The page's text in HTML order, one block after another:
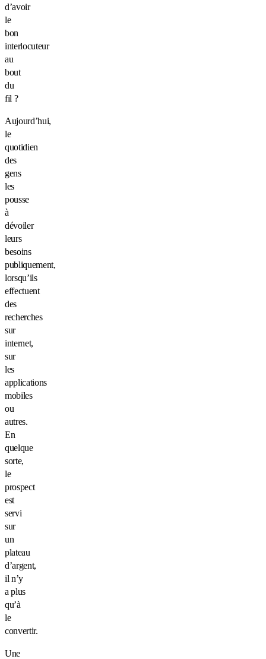
d’avoir
le
bon
interlocuteur
au
bout
du
fil ?
Aujourd’hui,
le
quotidien
des
gens
les
pousse
à
dévoiler
leurs
besoins
publiquement,
lorsqu’ils
effectuent
des
recherches
sur
internet,
sur
les
applications
mobiles
ou
autres.
En
quelque
sorte,
le
prospect
est
servi
sur
un
plateau
d’argent,
il n’y
a plus
qu’à
le
convertir.
Une